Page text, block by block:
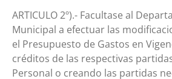
ARTICULO 2º).- Facultase al
Municipal a efectuar las
el Presupuesto de Gastos en
créditos de las respectivas
Personal o creando las partidas